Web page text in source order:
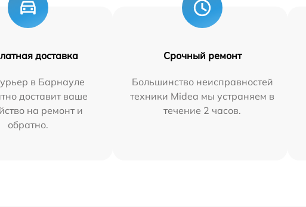
доставка
в Барнауле
доставит ваше
на ремонт и
обратно.
Срочный ремонт
Большинство неисправностей
техники Midea мы устраняем в
течение 2 часов.